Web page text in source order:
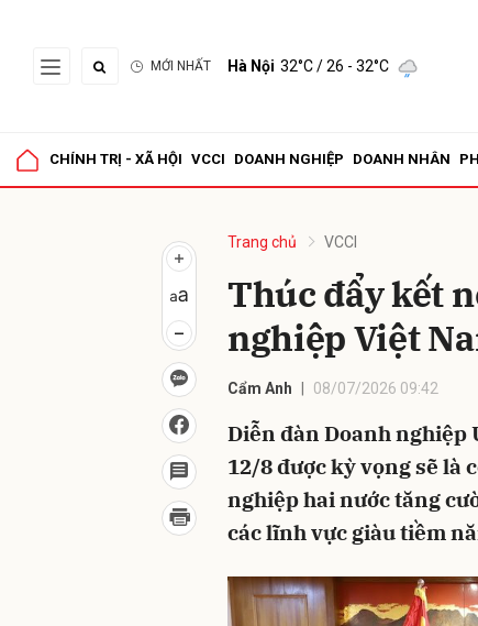
MỚI NHẤT Hà Nội 32°C/ 26 - 32°C
CHÍNH TRỊ - XÃ HỘI VCCI DOANH NGHIỆP DOANH NHÂN
Trang chủ VCCI
Thúc đẩy kết
nghiệp Việt
Cẩm Anh 08/07/2026 09:42
Diễn đàn Doanh nghiệp
12/8 được kỳ vọng sẽ là
nghiệp hai nước tăng
các lĩnh vực giàu tiềm